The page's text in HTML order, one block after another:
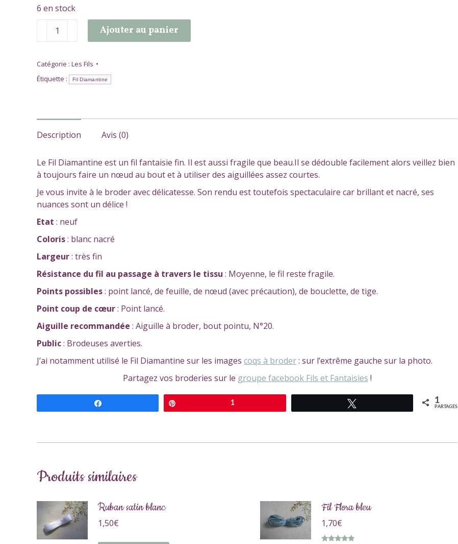
6 en stock
quantité
Diamantine
Ajouter au panier
Catégorie : Les Fils
Étiquette :
Fil Diamantine
Description Avis (0)
Le Fil Diamantine est un fil fantaisie fin. Il est aussi fragile que beau.Il se dédouble facilement alors veillez bien
à toujours faire un nœud au bout et à utiliser des aiguillées assez courtes.
Je vous invite à le broder avec délicatesse. Son rendu est toutefois spectaculaire car brillant et nacré, ses
nuances sont un délice !
Etat : neuf
Coloris: blanc nacré
Largeur: très fin
Résistance du fil au passage à travers le tissu : Moyenne, le fil reste fragile.
Points possibles: point lancé, de feuille, de nœud (avec précaution), de bouclette, de tige.
Point coup de cœur: Point lancé.
Aiguille recommandée : Aiguille à broder, bout pointu, N°20.
Public: Brodeuses averties.
J’ai notamment utilisé le Fil Diamantine sur les images coqs à broder: sur l’extrême gauche sur la photo.
Partagez vos broderies sur le groupe facebook Fils et Fantaisies !
1 1
PARTAGES
Produits similaires
Ruban satin blanc
1,50€
Fil Flora bleu
1,70€